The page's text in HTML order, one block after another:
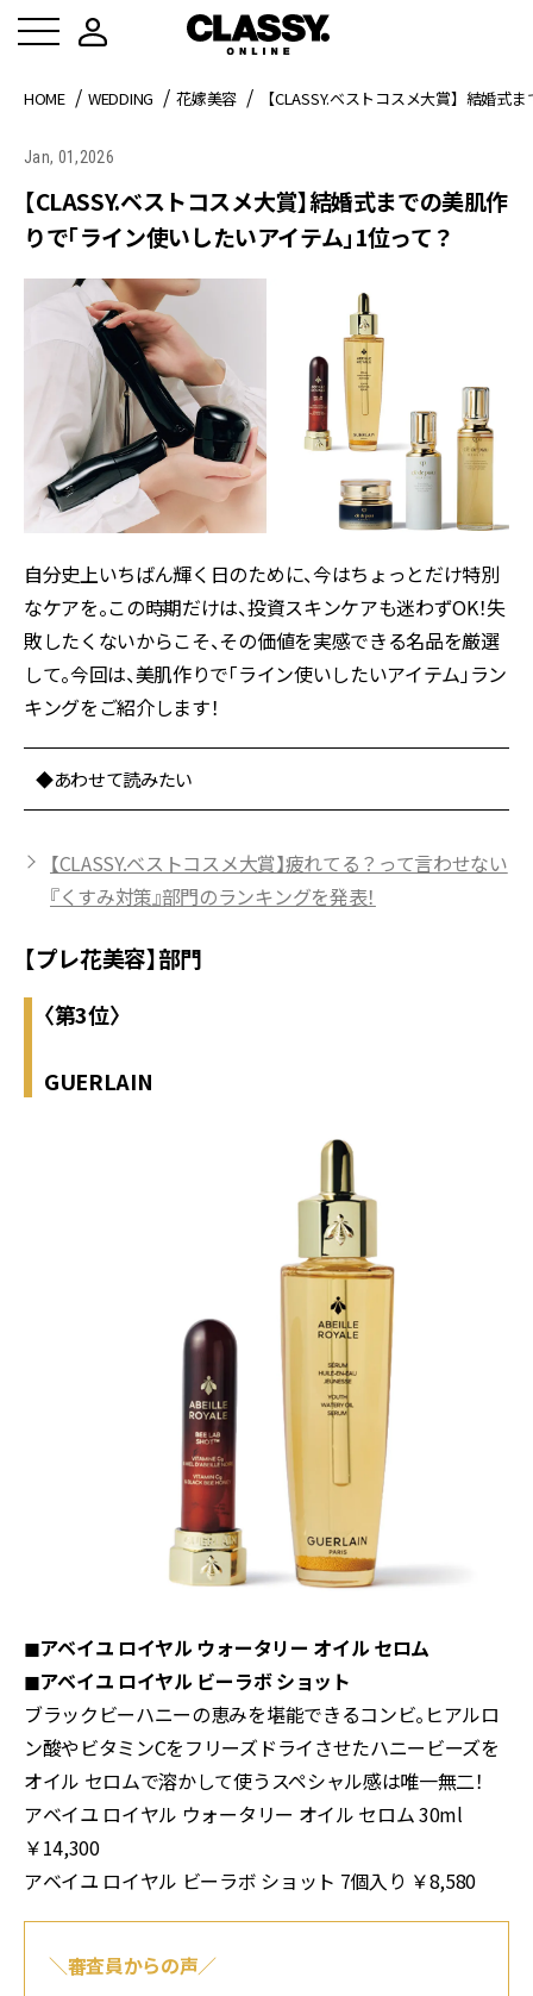
HOME WEDDING 花嫁美容 【CLASSY.ベストコスメ大賞】結婚式
Jan, 01,2026
【CLASSY.ベストコスメ大賞】結婚式までの美肌作
りで「ライン使いしたいアイテム」1位って？
自分史上いちばん輝く日のために、今はちょっとだけ特別
なケアを。この時期だけは、投資スキンケアも迷わずOK！失
敗したくないからこそ、その価値を実感できる名品を厳選
して。今回は、美肌作りで「ライン使いしたいアイテム」ラン
キングをご紹介します！
◆あわせて読みたい
【CLASSY.ベストコスメ大賞】疲れてる？って言わせない
『くすみ対策』部門のランキングを発表！
【プレ花美容】部門
〈第3位〉
GUERLAIN
◼︎アベイユ ロイヤル ウォータリー オイル セロム
◼︎アベイユ ロイヤル ビーラボ ショット
ブラックビーハニーの恵みを堪能できるコンビ。ヒアルロ
ン酸やビタミンCをフリーズドライさせたハニービーズを
オイル セロムで溶かして使うスペシャル感は唯一無二！
アベイユ ロイヤル ウォータリー オイル セロム 30ml
￥14,300
アベイユ ロイヤル ビーラボ ショット 7個入り ￥8,580
＼審査員からの声／